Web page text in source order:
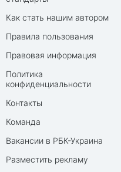
Как стать нашим автором
Правила пользования
Правовая информация
Политика
конфиденциальности
Контакты
Команда
Вакансии в РБК-Украина
Разместить рекламу